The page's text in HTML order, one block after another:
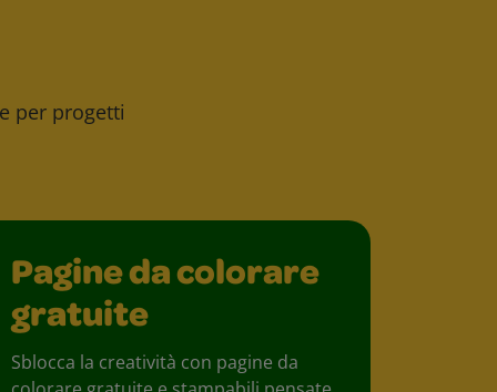
per progetti
Pagine da colorare
gratuite
Sblocca la creatività con pagine da